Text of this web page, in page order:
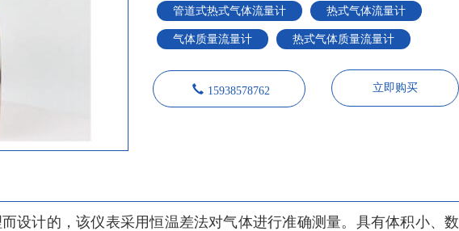
管道式热式气体流量计 热式气体流量计
气体质量流量计 热式气体质量流量计
15938578762 立即购买
设计的，该仪表采用恒温差法对气体进行准确测量。具有体积小、数